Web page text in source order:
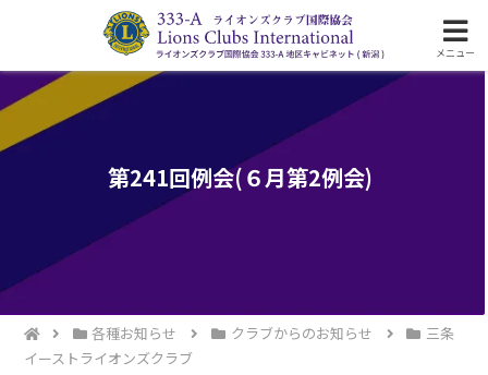
ライオンズクラブ国際協会333-A地区の活動
第241回例会(６月第2例会)
各種お知らせ クラブからのお知らせ
三条
イーストライオンズクラブ
メニュー